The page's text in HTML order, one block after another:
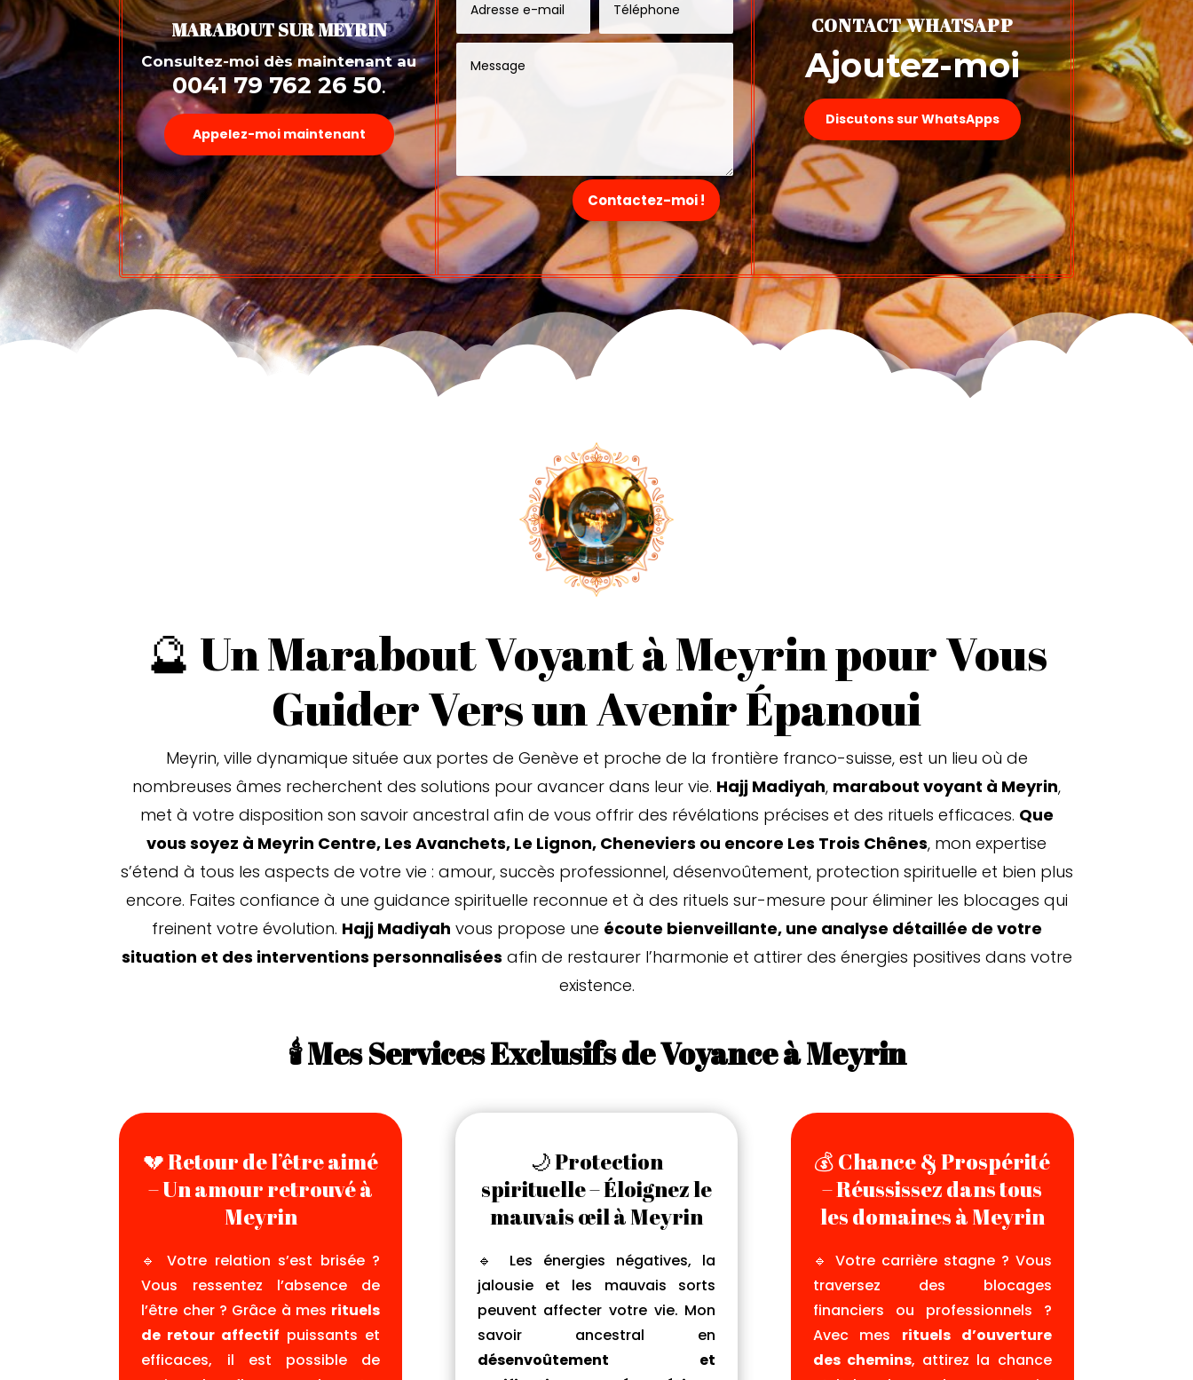
MARABOUT SUR MEYRIN
Consultez-moi dès maintenant au
0041 79 762 26 50.
Appelez-moi maintenant
Contactez-moi !
CONTACT WHATSAPP
Ajoutez-moi
Discutons sur WhatsApps
🔮 Un Marabout Voyant à Meyrin pour Vous
Guider Vers un Avenir Épanoui
Meyrin, ville dynamique située aux portes de Genève et proche de la frontière franco-suisse, est un lieu où de
nombreuses âmes recherchent des solutions pour avancer dans leur vie. Hajj Madiyah, marabout voyant à Meyrin,
met à votre disposition son savoir ancestral afin de vous offrir des révélations précises et des rituels efficaces. Que
vous soyez à Meyrin Centre, Les Avanchets, Le Lignon, Cheneviers ou encore Les Trois Chênes, mon expertise
s’étend à tous les aspects de votre vie : amour, succès professionnel, désenvoûtement, protection spirituelle et bien plus
encore. Faites confiance à une guidance spirituelle reconnue et à des rituels sur-mesure pour éliminer les blocages qui
freinent votre évolution. Hajj Madiyah vous propose une écoute bienveillante, une analyse détaillée de votre
situation et des interventions personnalisées afin de restaurer l’harmonie et attirer des énergies positives dans votre
existence.
🕯️ Mes Services Exclusifs de Voyance à Meyrin
💔 Retour de l’être aimé
– Un amour retrouvé à
Meyrin
🔹 Votre relation s’est brisée ?
Vous ressentez l’absence de
l’être cher ? Grâce à mes rituels
de retour affectif puissants et
efficaces, il est possible de
🌙 Protection
spirituelle – Éloignez le
mauvais œil à Meyrin
🔹 Les énergies négatives, la
jalousie et les mauvais sorts
peuvent affecter votre vie. Mon
savoir ancestral en
désenvoûtement et
💰 Chance & Prospérité
– Réussissez dans tous
les domaines à Meyrin
🔹 Votre carrière stagne ? Vous
traversez des blocages
financiers ou professionnels ?
Avec mes rituels d’ouverture
des chemins, attirez la chance